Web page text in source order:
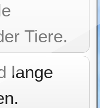
Tiere.
lange